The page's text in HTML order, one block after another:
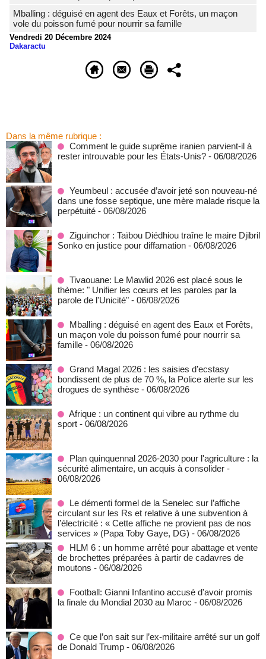
Mballing : déguisé en agent des Eaux et Forêts, un maçon
vole du poisson fumé pour nourrir sa famille
Vendredi 20 Décembre 2024
Dakaractu
Dans la même rubrique :
Comment le guide suprême iranien parvient-il à
rester introuvable pour les États-Unis? - 06/08/2026
Yeumbeul : accusée d’avoir jeté son nouveau-né
dans une fosse septique, une mère malade risque la
perpétuité - 06/08/2026
Ziguinchor : Taïbou Diédhiou traîne le maire Djibril
Sonko en justice pour diffamation - 06/08/2026
Tivaouane: Le Mawlid 2026 est placé sous le
thème: " Unifier les cœurs et les paroles par la
parole de l'Unicité" - 06/08/2026
Mballing : déguisé en agent des Eaux et Forêts,
un maçon vole du poisson fumé pour nourrir sa
famille - 06/08/2026
Grand Magal 2026 : les saisies d’ecstasy
bondissent de plus de 70 %, la Police alerte sur les
drogues de synthèse - 06/08/2026
Afrique : un continent qui vibre au rythme du
sport - 06/08/2026
Plan quinquennal 2026-2030 pour l'agriculture : la
sécurité alimentaire, un acquis à consolider -
06/08/2026
Le démenti formel de la Senelec sur l’affiche
circulant sur les Rs et relative à une subvention à
l’électricité : « Cette affiche ne provient pas de nos
services » (Papa Toby Gaye, DG) - 06/08/2026
HLM 6 : un homme arrêté pour abattage et vente
de brochettes préparées à partir de cadavres de
moutons - 06/08/2026
Football: Gianni Infantino accusé d'avoir promis
la finale du Mondial 2030 au Maroc - 06/08/2026
Ce que l’on sait sur l’ex-militaire arrêté sur un golf
de Donald Trump - 06/08/2026